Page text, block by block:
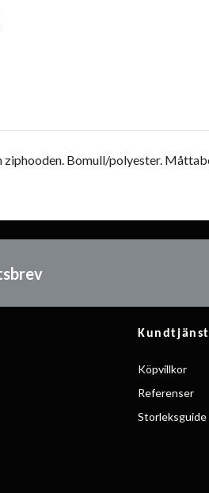
Bomull/polyester.
Kundtjänst
Köpvillkor
Referenser
Storleksguide